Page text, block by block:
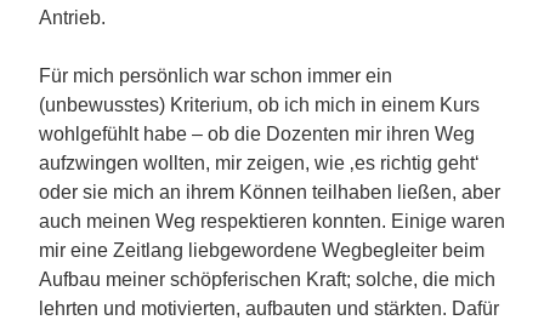
Antrieb.
Für mich persönlich war schon immer ein
(unbewusstes) Kriterium, ob ich mich in einem Kurs
wohlgefühlt habe – ob die Dozenten mir ihren Weg
aufzwingen wollten, mir zeigen, wie ‚es richtig geht‘
oder sie mich an ihrem Können teilhaben ließen, aber
auch meinen Weg respektieren konnten. Einige waren
mir eine Zeitlang liebgewordene Wegbegleiter beim
Aufbau meiner schöpferischen Kraft; solche, die mich
lehrten und motivierten, aufbauten und stärkten. Dafür